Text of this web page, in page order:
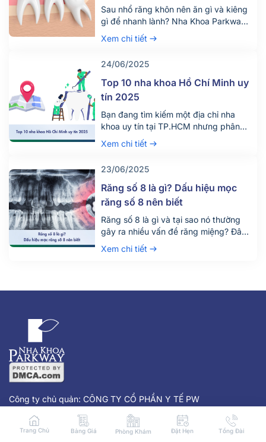
Sau nhổ răng khôn nên ăn gì và kiêng
gì để nhanh lành? Nha Khoa Parkway
chia sẻ chế độ ăn uống khoa học giúp
giảm đau, tránh biến chứng. Tìm hiểu
Xem chi tiết
24/06/2025
Top 10 nha khoa Hồ Chí Minh uy
tín 2025
Bạn đang tìm kiếm một địa chỉ nha
khoa uy tín tại TP.HCM nhưng phân
vân giữa hàng trăm phòng khám lớn
nhỏ? Việc lựa chọn đúng nha khoa
còn đảm bảo an toàn, tiết kiệm thời
gian và chi phí. Đừng chỉ dựa vào vị trí
[…]
Xem chi tiết
23/06/2025
Răng số 8 là gì? Dấu hiệu mọc
răng số 8 nên biết
Răng số 8 là gì và tại sao nó thường
gây ra nhiều vấn đề răng miệng? Đây
là câu hỏi được rất nhiều người quan
tâm, đặc biệt là những ai đang bước
mọc cuối cùng trên cung hàm và
Xem chi tiết
Công ty chủ quản: CÔNG TY CỔ PHẦN Y TẾ PW
Địa chỉ: 215 Nam Kỳ Khởi Nghĩa, Phường Võ Thị Sáu, Q3, thành
phố Hồ Chí Minh.
Trang Chủ Bảng Giá Phòng Khám Đặt Hẹn Tổng Đài